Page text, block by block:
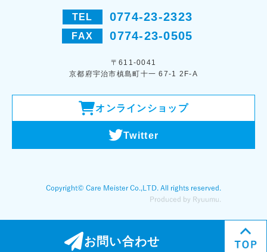
TEL 0774-23-2323
FAX 0774-23-0505
〒611-0041
京都府宇治市槙島町十一 67-1 2F-A
オンラインショップ
Twitter
お問い合わせ